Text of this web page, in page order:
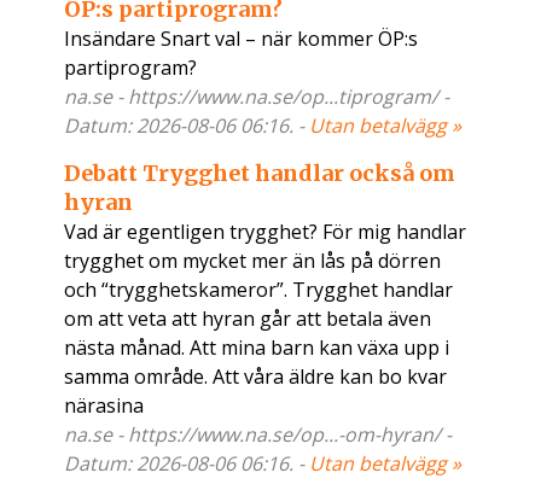
ÖP:s partiprogram?
Insändare Snart val – när kommer ÖP:s
partiprogram?
na.se - https://www.na.se/op...tiprogram/ -
Datum: 2026-08-06 06:16. - Utan betalvägg »
Debatt Trygghet handlar också om
hyran
Vad är egentligen trygghet? För mig handlar
trygghet om mycket mer än lås på dörren
och “trygghetskameror”. Trygghet handlar
om att veta att hyran går att betala även
nästa månad. Att mina barn kan växa upp i
samma område. Att våra äldre kan bo kvar
närasina
na.se - https://www.na.se/op...-om-hyran/ -
Datum: 2026-08-06 06:16. - Utan betalvägg »